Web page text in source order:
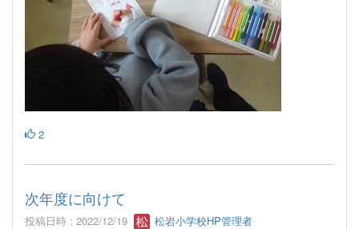
2
次年度に向けて
投稿日時 : 2022/12/19 松岩小学校HP管理者